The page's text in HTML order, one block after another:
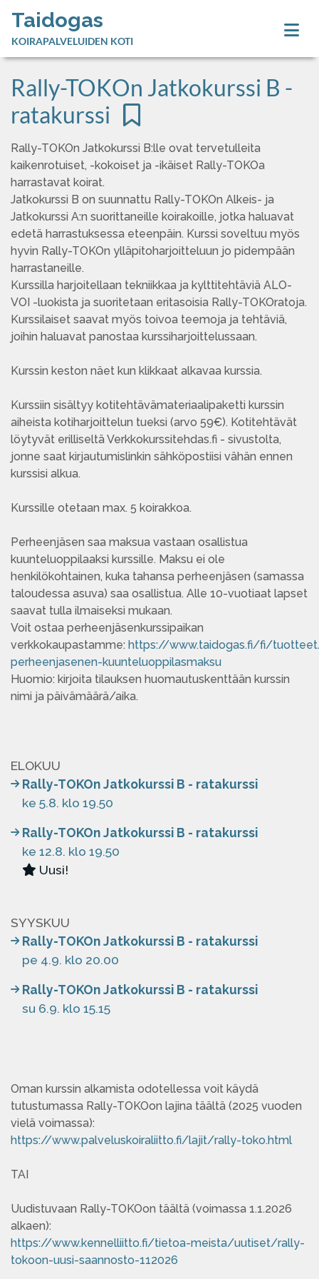
Taidogas
KOIRAPALVELUIDEN KOTI
Rally-TOKOn Jatkokurssi B -
ratakurssi
Rally-TOKOn Jatkokurssi B:lle ovat tervetulleita
kaikenrotuiset, -kokoiset ja -ikäiset Rally-TOKOa
harrastavat koirat.
Jatkokurssi B on suunnattu Rally-TOKOn Alkeis- ja
Jatkokurssi A:n suorittaneille koirakoille, jotka haluavat
edetä harrastuksessa eteenpäin. Kurssi soveltuu myös
hyvin Rally-TOKOn ylläpitoharjoitteluun jo pidempään
harrastaneille.
Kurssilla harjoitellaan tekniikkaa ja kylttitehtäviä ALO-
VOI -luokista ja suoritetaan eritasoisia Rally-TOKOratoja.
Kurssilaiset saavat myös toivoa teemoja ja tehtäviä,
joihin haluavat panostaa kurssiharjoittelussaan.
Kurssin keston näet kun klikkaat alkavaa kurssia.
Kurssiin sisältyy kotitehtävämateriaalipaketti kurssin
aiheista kotiharjoittelun tueksi (arvo 59€). Kotitehtävät
löytyvät erilliseltä Verkkokurssitehdas.fi - sivustolta,
jonne saat kirjautumislinkin sähköpostiisi vähän ennen
kurssisi alkua.
Kurssille otetaan max. 5 koirakkoa.
Perheenjäsen saa maksua vastaan osallistua
kuunteluoppilaaksi kurssille. Maksu ei ole
henkilökohtainen, kuka tahansa perheenjäsen (samassa
taloudessa asuva) saa osallistua. Alle 10-vuotiaat lapset
saavat tulla ilmaiseksi mukaan.
Voit ostaa perheenjäsenkurssipaikan
verkkokaupastamme: https://www.taidogas.fi/fi/
perheenjasenen-kuunteluoppilasmaksu
Huomio: kirjoita tilauksen huomautuskenttään kurssin
nimi ja päivämäärä/aika.
ELOKUU
Rally-TOKOn Jatkokurssi B - ratakurssi
ke 5.8. klo 19.50
Rally-TOKOn Jatkokurssi B - ratakurssi
ke 12.8. klo 19.50
Uusi!
SYYSKUU
Rally-TOKOn Jatkokurssi B - ratakurssi
pe 4.9. klo 20.00
Rally-TOKOn Jatkokurssi B - ratakurssi
su 6.9. klo 15.15
Oman kurssin alkamista odotellessa voit käydä
tutustumassa Rally-TOKOon lajina täältä (2025 vuoden
vielä voimassa):
https://www.palveluskoiraliitto.fi/lajit/rally-toko.html
TAI
Uudistuvaan Rally-TOKOon täältä (voimassa 1.1.2026
alkaen):
https://www.kennelliitto.fi/tietoa-meista/uutiset/rally-
tokoon-uusi-saannosto-112026